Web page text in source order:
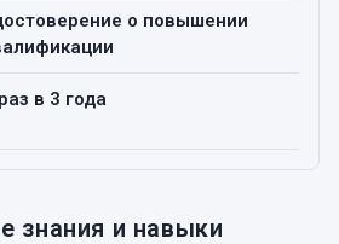
о повышении
в 3 года
знания и навыки